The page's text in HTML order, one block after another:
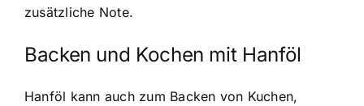
zusätzliche Note.
Backen und Kochen mit Hanföl
Hanföl kann auch zum Backen von Kuchen,